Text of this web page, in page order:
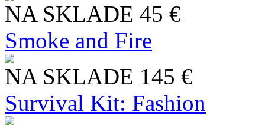
NA SKLADE 45 €
Smoke and Fire
NA SKLADE 145 €
Survival Kit: Fashion